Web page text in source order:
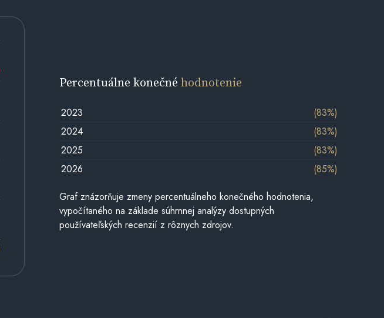
Percentuálne konečnéhodnotenie
2023
(83%)
2024
(83%)
2025
(83%)
2026
(85%)
Graf znázorňuje zmeny percentuálneho konečného hodnotenia,
vypočítaného na základe súhrnnej analýzy dostupných
používateľských recenzií z rôznych zdrojov.